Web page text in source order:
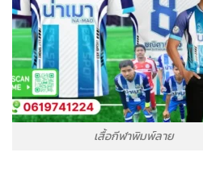
เสื้อกีฬาพิมพ์ลาย